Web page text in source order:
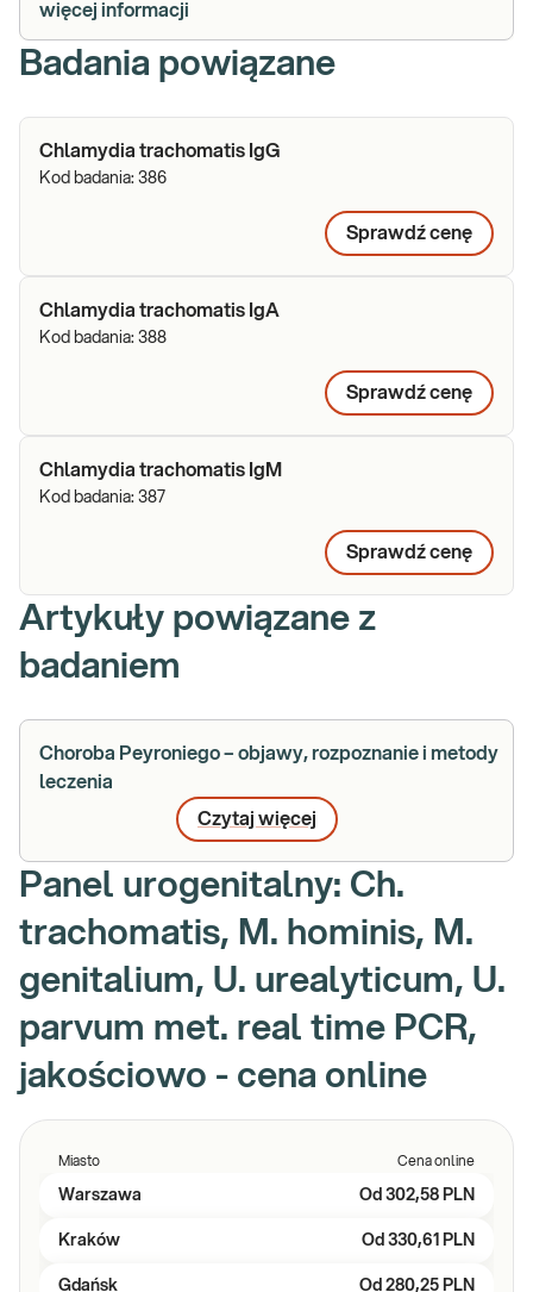
więcej informacji
Badania powiązane
Chlamydia trachomatis IgG
Kod badania: 386
Sprawdź cenę
Chlamydia trachomatis IgA
Kod badania: 388
Sprawdź cenę
Chlamydia trachomatis IgM
Kod badania: 387
Sprawdź cenę
Artykuły powiązane z
badaniem
Choroba Peyroniego – objawy, rozpoznanie i metody
leczenia
Czytaj więcej
Panel urogenitalny: Ch.
trachomatis, M. hominis, M.
genitalium, U. urealyticum, U.
parvum met. real time PCR,
jakościowo - cena online
Miasto Cena online
Warszawa Od 302,58 PLN
Kraków Od 330,61 PLN
Gdańsk Od 280,25 PLN